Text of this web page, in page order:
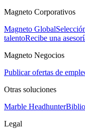
Magneto Corporativos
Magneto Global
talentoRecibe una
Magneto Negocios
Publicar ofertas de
Otras soluciones
Marble Headhunter
Legal